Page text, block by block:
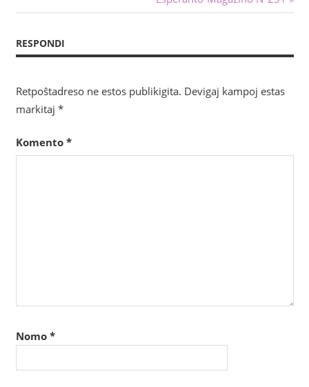
tra
afiŝoj
afiŝo:
RESPONDI
Retpoŝtadreso ne estos publikigita. Devigaj kampoj estas
markitaj *
Komento *
Nomo *